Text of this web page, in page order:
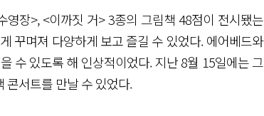
영장>, <이까짓 거> 3종의 그림책 48점이 전시됐는
꾸며져 다양하게 보고 즐길 수 있었다. 에어베드와
수 있도록 해 인상적이었다. 지난 8월 15일에는 그
콘서트를 만날 수 있었다.